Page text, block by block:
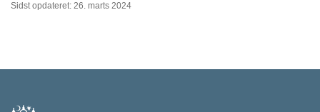
Sidst opdateret: 26. marts 2024